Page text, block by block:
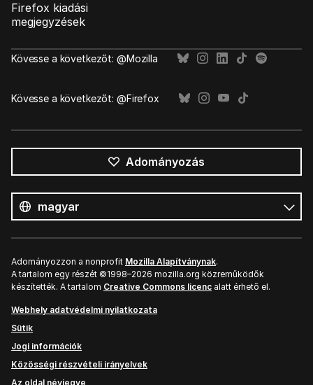
Firefox kiadási
megjegyzések
Kövesse a következőt: @Mozilla
Kövesse a következőt: @Firefox
Adományozás
nyelv
Nyelv
Adományozzon a nonprofit Mozilla Alapítványnak.
A tartalom egy részét ©1998–2026 mozilla.org közreműködők
készítették. A tartalom Creative Commons licenc alatt érhető el.
Webhely adatvédelmi nyilatkozata
Sütik
Jogi információk
Közösségi részvételi irányelvek
Az oldal névjegye